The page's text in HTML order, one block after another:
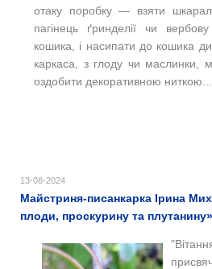
отаку поробку — взяти
пагінець ґринделії чи
кошика, і насипати до кошика
каркаса, з глоду чи маслинки,
оздобити декоративною
13-08-2024
Майстриня-писанкарка Ірина
плоди, проскурину та плутанину»